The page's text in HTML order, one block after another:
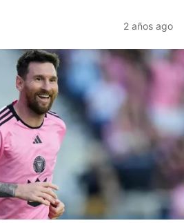
2 años ago